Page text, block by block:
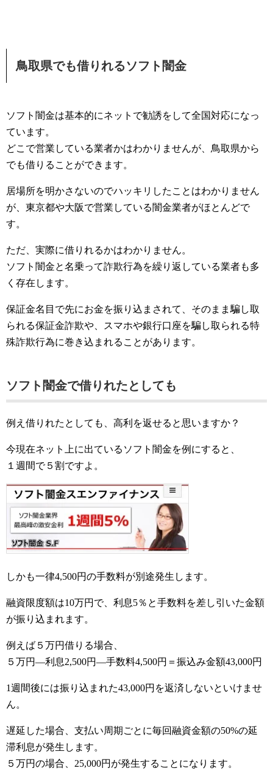
鳥取県でも借りれるソフト闇金
ソフト闇金は基本的にネットで勧誘をして全国対応になっ
ています。
どこで営業している業者かはわかりませんが、鳥取県から
でも借りることができます。
居場所を明かさないのでハッキリしたことはわかりません
が、東京都や大阪で営業している闇金業者がほとんどで
す。
ただ、実際に借りれるかはわかりません。
ソフト闇金と名乗って詐欺行為を繰り返している業者も多
く存在します。
保証金名目で先にお金を振り込まされて、そのまま騙し取
られる保証金詐欺や、スマホや銀行口座を騙し取られる特
殊詐欺行為に巻き込まれることがあります。
ソフト闇金で借りれたとしても
例え借りれたとしても、高利を返せると思いますか？
今現在ネット上に出ているソフト闇金を例にすると、
１週間で５割ですよ。
しかも一律4,500円の手数料が別途発生します。
融資限度額は10万円で、利息5％と手数料を差し引いた金額
が振り込まれます。
例えば５万円借りる場合、
５万円―利息2,500円―手数料4,500円＝振込み金額43,000円
1週間後には振り込まれた43,000円を返済しないといけませ
ん。
遅延した場合、支払い周期ごとに毎回融資金額の50%の延
滞利息が発生します。
５万円の場合、25,000円が発生することになります。